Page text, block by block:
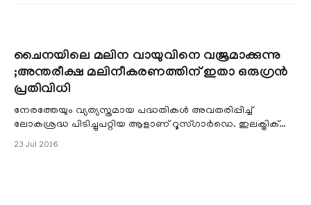
ചൈനയിലെ മലിന വായുവിനെ വജ്രമാക്കുന്നു
;അന്തരീക്ഷ മലിനീകരണത്തിന് ഇതാ ഒരുഗ്രന്‍
പ്രതിവിധി
നേരത്തേയും വ്യത്യസ്തമായ പദ്ധതികള്‍ അവതരിപ്പിച്ച്
ലോകശ്രദ്ധ പിടിച്ചുപറ്റിയ ആളാണ് റൂസ്ഗാര്‍ഡെ. ഇലക്ട്രിക്
കാറിന് ആവശ്യമായ ചാര്‍ജ്ജ് നല്‍കുന്ന റോഡ്, ആളുകള്‍
23 Jul 2016